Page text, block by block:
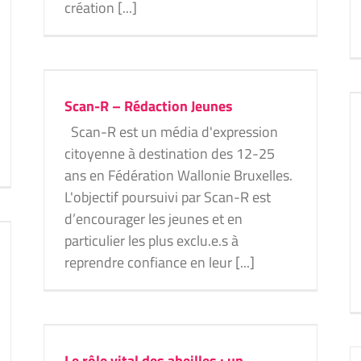
création [...]
Scan-R – Rédaction Jeunes
Scan-R est un média d'expression
citoyenne à destination des 12-25
ans en Fédération Wallonie Bruxelles.
L'objectif poursuivi par Scan-R est
d’encourager les jeunes et en
particulier les plus exclu.e.s à
reprendre confiance en leur [...]
européen pour les jeunes sourds
Bruxelles Projets 2025